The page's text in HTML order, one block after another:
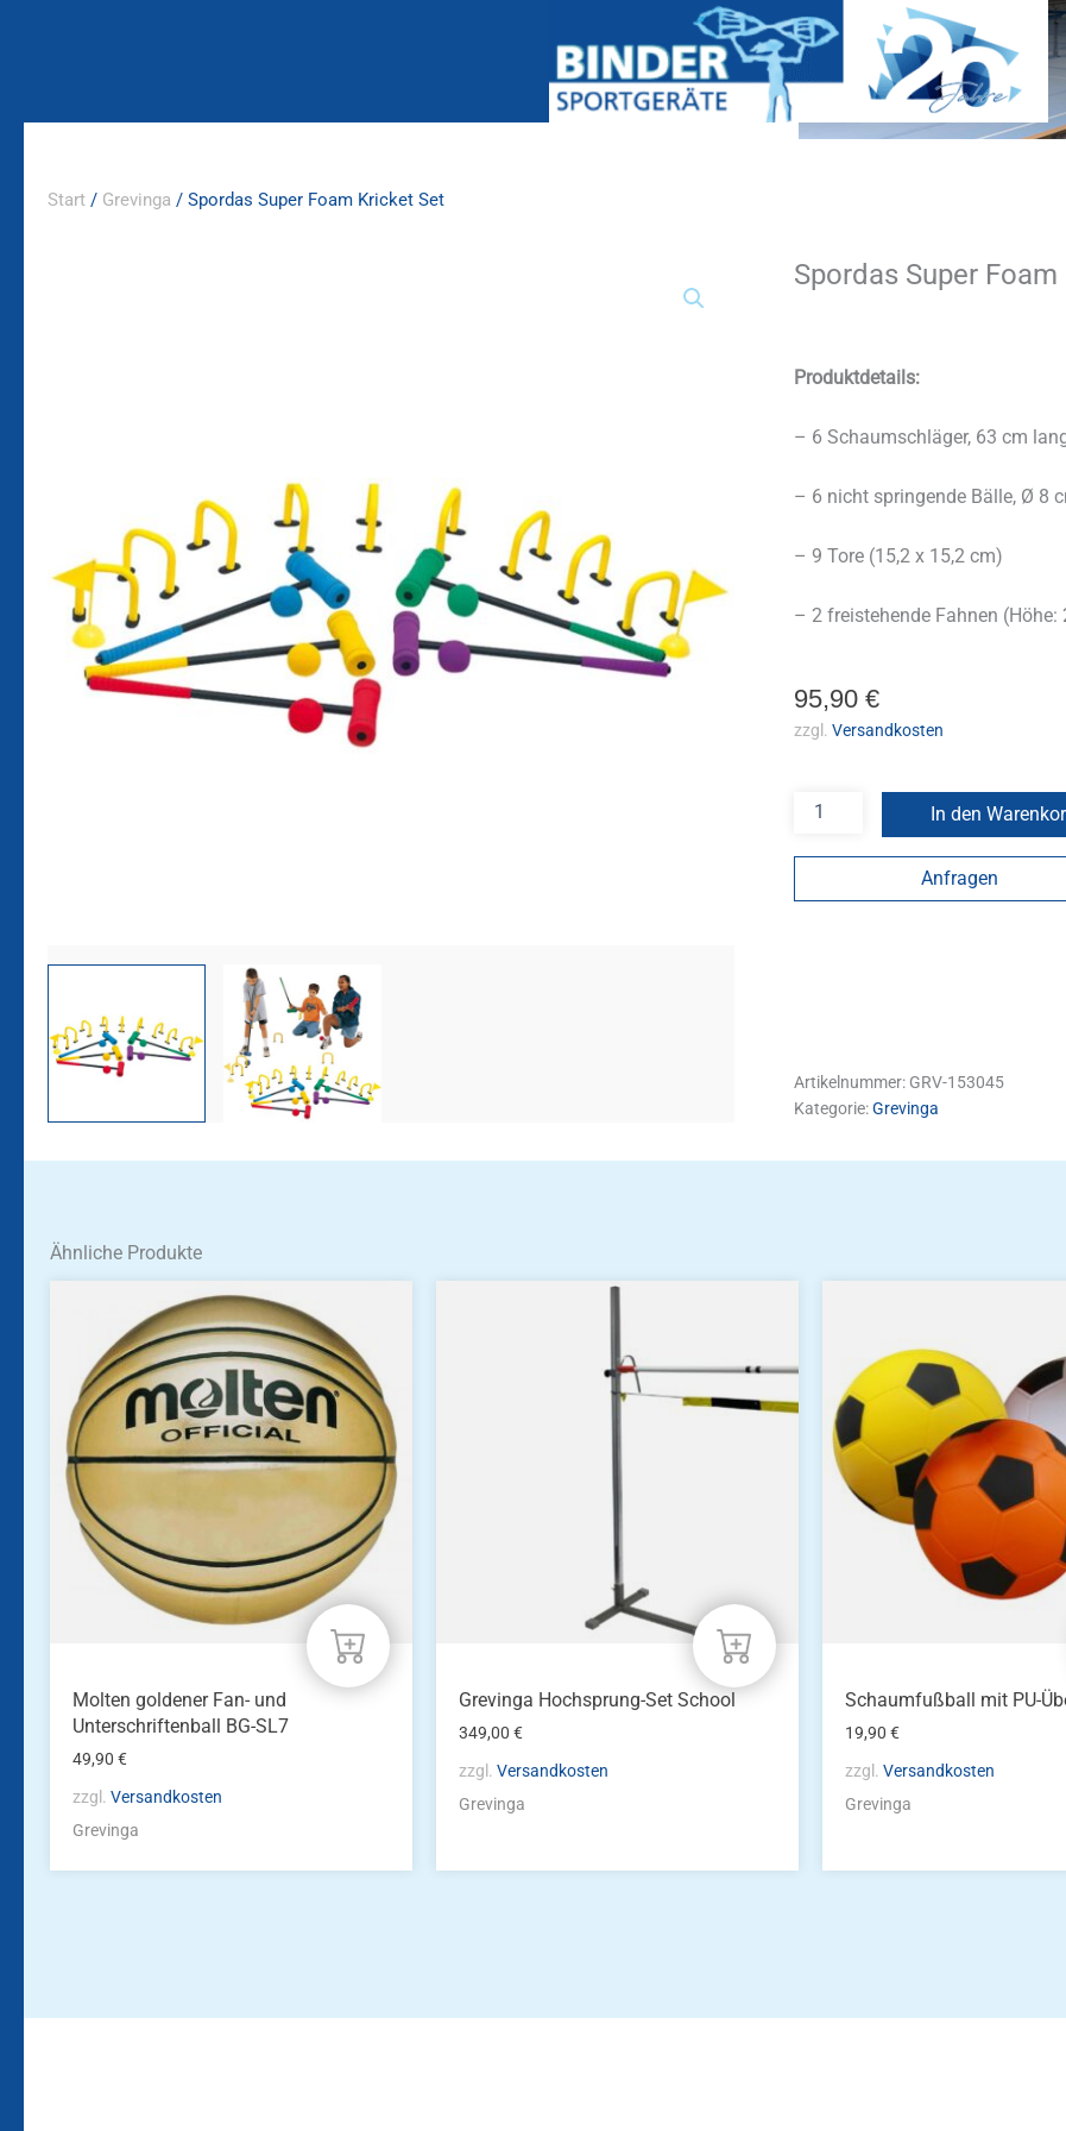
Start / Grevinga / Spordas Super Foam Kricket Set
Spordas Super
Produktdetails:
– 6 Schaumschläger, 63 cm
– 6 nicht springende Bälle, Ø 8
– 9 Tore (15,2 x 15,2 cm)
– 2 freistehende Fahnen (Höhe:
95,90 €
zzgl. Versandkosten
Spordas
Super
Menge
In den
Anfragen
Artikelnummer: GRV-153045
Kategorie:Grevinga
Ähnliche Produkte
Molten goldener Fan- und
Unterschriftenball BG-SL7
49,90€
zzgl.Versandkosten
Grevinga
Grevinga Hochsprung-Set School
349,00€
zzgl.Versandkosten
Grevinga
Schaumfußball mit PU-
19,90€
zzgl.Versandkosten
Grevinga